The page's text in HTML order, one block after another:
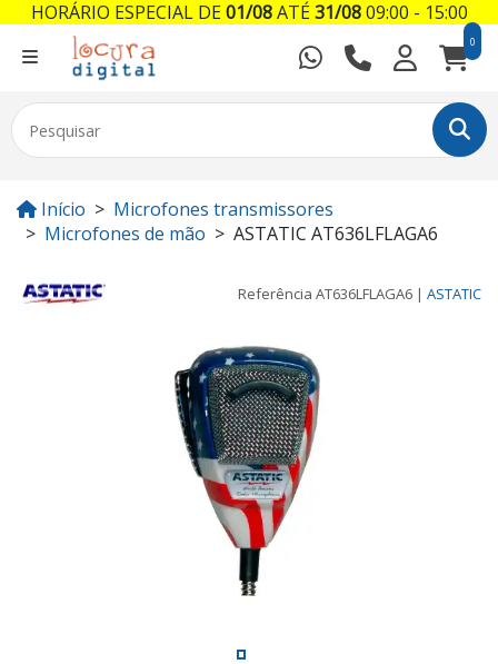
0
Início
Microfones transmissores
Microfones de mão
ASTATIC AT636LFLAGA6
Referência AT636LFLAGA6 | ASTATIC
HORÁRIO ESPECIAL DE01/08ATÉ31/0809:00 - 15:00